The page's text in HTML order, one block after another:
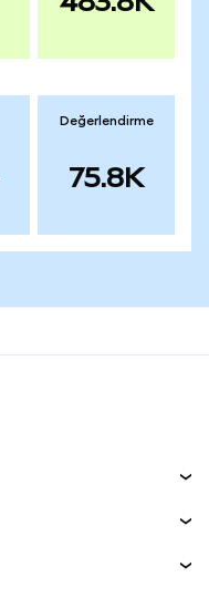
Değerlendirme
75.8K